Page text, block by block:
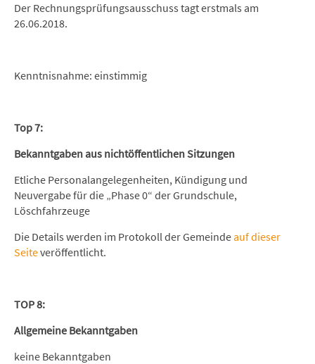
Der Rechnungsprüfungsausschuss tagt erstmals am
26.06.2018.
Kenntnisnahme: einstimmig
Top 7:
Bekanntgaben aus nichtöffentlichen Sitzungen
Etliche Personalangelegenheiten, Kündigung und
Neuvergabe für die „Phase 0“ der Grundschule,
Löschfahrzeuge
Die Details werden im Protokoll der Gemeindeauf dieser
Seiteveröffentlicht.
TOP 8:
Allgemeine Bekanntgaben
keine Bekanntgaben